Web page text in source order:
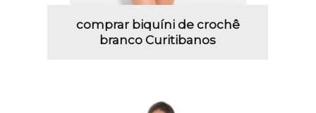
comprar biquíni de crochê
branco Curitibanos